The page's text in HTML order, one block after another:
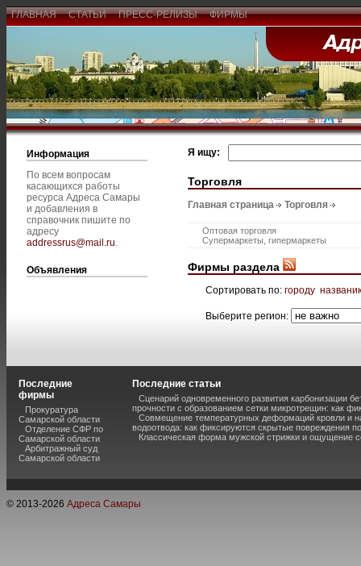
ГЛАВНАЯ СТАТЬИ ПРЕСС-РЕЛИЗЫ ФИРМЫ
Информация
По всем вопросам
касающихся работы
ресурса Адреса Самары
и добавления в
справочник пишите по
адресу
addressrus@mail.ru.
Объявления
Я ищу:
Торговля
Главная страница Торговля
Оптовая торговля
Супермаркеты, гипермаркеты
Фирмы раздела
Сортировать по: городу
Выберите регион:
Последние
фирмы
Прокуратура
Самарской области
Отделение СФР по
Самарской области
Арбитражный суд
Самарской области
Последние статьи
Сценарий одновременного развития карбонизации
прочности с образованием сетки микротрещин: как
Совмещение температурных деформаций кровли и
водоотвода: как фиксируются скрытые повреждения
Классическая форма мужской стрижки и ощущение
© 2013-2026 Адреса Самары